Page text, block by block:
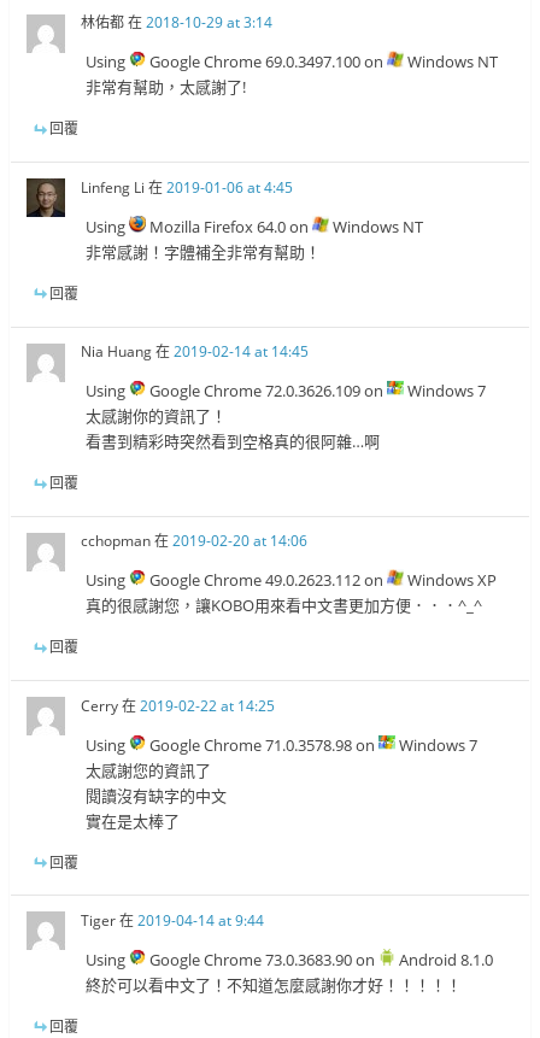
林佑都在2018-10-29 at 3:14
Using Google Chrome 69.0.3497.100 on
Windows NT
非常有幫助，太感謝了!
回覆
Linfeng Li 在2019-01-06 at 4:45
Using Mozilla Firefox 64.0 on
Windows NT
非常感謝！字體補全非常有幫助！
回覆
Nia Huang在2019-02-14 at 14:45
Using Google Chrome 72.0.3626.109 on
Windows 7
太感謝你的資訊了！
看書到精彩時突然看到空格真的很阿雜…啊
回覆
cchopman在2019-02-20 at 14:06
Using Google Chrome 49.0.2623.112 on
Windows XP
真的很感謝您，讓KOBO用來看中文書更加方便．．．^_^
回覆
Cerry在2019-02-22 at 14:25
Using Google Chrome 71.0.3578.98 on
Windows 7
太感謝您的資訊了
閱讀沒有缺字的中文
實在是太棒了
回覆
Tiger在2019-04-14 at 9:44
Using Google Chrome 73.0.3683.90 on
Android 8.1.0
終於可以看中文了！不知道怎麼感謝你才好！！！！！
回覆